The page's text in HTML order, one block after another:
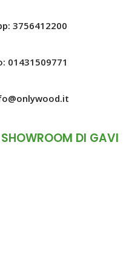
3756412200
01431509771
DI GAVI